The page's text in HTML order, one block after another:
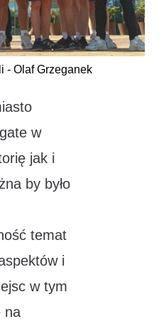
- Olaf Grzeganek
w
jak i
by było
temat
i
w tym
na